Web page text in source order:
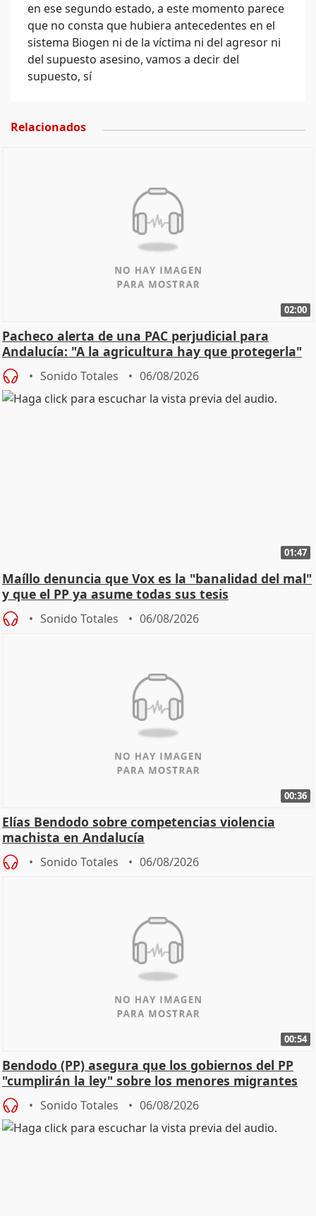
en ese segundo estado, a este momento parece
que no consta que hubiera antecedentes en el
sistema Biogen ni de la víctima ni del agresor ni
del supuesto asesino, vamos a decir del
supuesto, sí
Relacionados
02:00
Pacheco alerta de una PAC perjudicial para
Andalucía: "A la agricultura hay que protegerla"
Sonido Totales 06/08/2026
01:47
Maíllo denuncia que Vox es la "banalidad del mal"
y que el PP ya asume todas sus tesis
Sonido Totales 06/08/2026
00:36
Elías Bendodo sobre competencias violencia
machista en Andalucía
Sonido Totales 06/08/2026
00:54
Bendodo (PP) asegura que los gobiernos del PP
"cumplirán la ley" sobre los menores migrantes
Sonido Totales 06/08/2026